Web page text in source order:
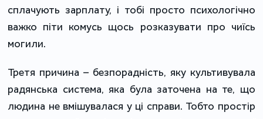
сплачують зарплату, і тобі просто психологічно
важко піти комусь щось розказувати про чиїсь
могили.
Третя причина – безпорадність, яку культивувала
радянська система, яка була заточена на те, що
людина не вмішувалася у ці справи. Тобто простір